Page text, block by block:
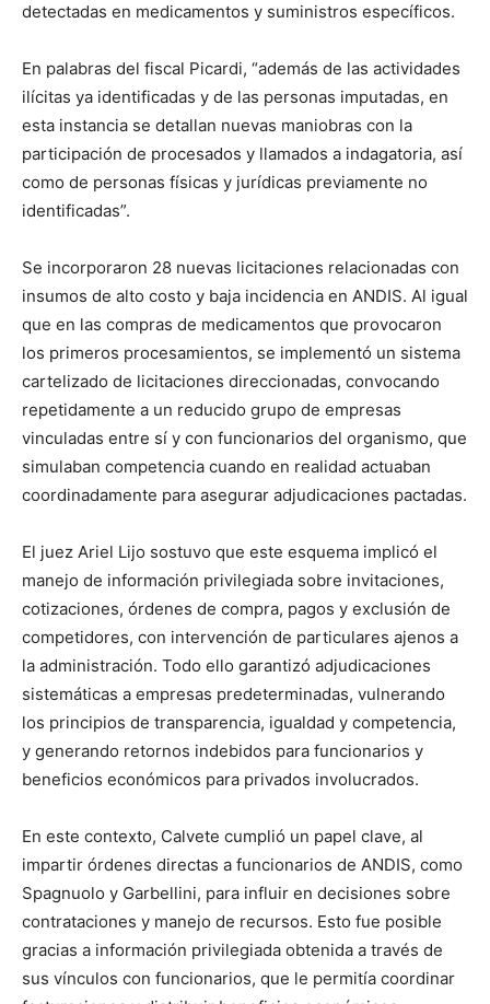
detectadas en medicamentos y suministros específicos.
En palabras del fiscal Picardi, “además de las actividades
ilícitas ya identificadas y de las personas imputadas, en
esta instancia se detallan nuevas maniobras con la
participación de procesados y llamados a indagatoria, así
como de personas físicas y jurídicas previamente no
identificadas”.
Se incorporaron 28 nuevas licitaciones relacionadas con
insumos de alto costo y baja incidencia en ANDIS. Al igual
que en las compras de medicamentos que provocaron
los primeros procesamientos, se implementó un sistema
cartelizado de licitaciones direccionadas, convocando
repetidamente a un reducido grupo de empresas
vinculadas entre sí y con funcionarios del organismo, que
simulaban competencia cuando en realidad actuaban
coordinadamente para asegurar adjudicaciones pactadas.
El juez Ariel Lijo sostuvo que este esquema implicó el
manejo de información privilegiada sobre invitaciones,
cotizaciones, órdenes de compra, pagos y exclusión de
competidores, con intervención de particulares ajenos a
la administración. Todo ello garantizó adjudicaciones
sistemáticas a empresas predeterminadas, vulnerando
los principios de transparencia, igualdad y competencia,
y generando retornos indebidos para funcionarios y
beneficios económicos para privados involucrados.
En este contexto, Calvete cumplió un papel clave, al
impartir órdenes directas a funcionarios de ANDIS, como
Spagnuolo y Garbellini, para influir en decisiones sobre
contrataciones y manejo de recursos. Esto fue posible
gracias a información privilegiada obtenida a través de
sus vínculos con funcionarios, que le permitía coordinar